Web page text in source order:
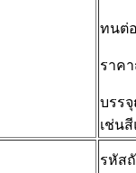
ทนต่
ราคา
บรรจุ
เช่น
รหัสถั